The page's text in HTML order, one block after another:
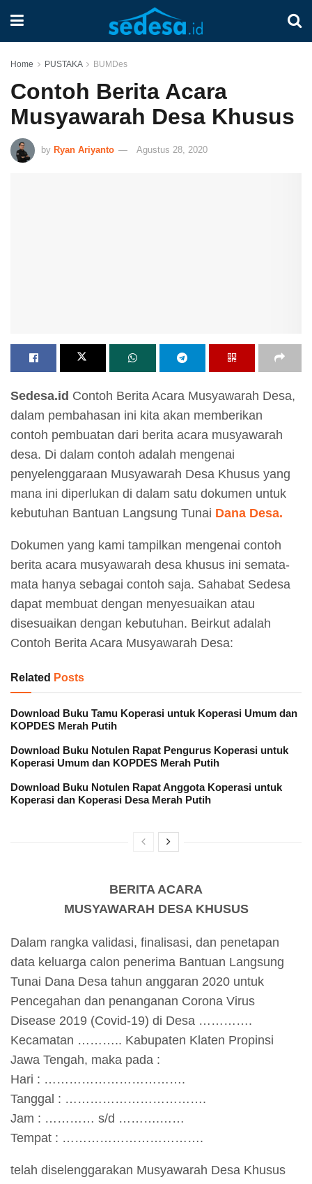
Home PUSTAKA BUMDes
Contoh Berita Acara
Musyawarah Desa Khusus
by Ryan Ariyanto Agustus 28, 2020
Sedesa.id Contoh Berita Acara Musyawarah Desa,
dalam pembahasan ini kita akan memberikan
contoh pembuatan dari berita acara musyawarah
desa. Di dalam contoh adalah mengenai
penyelenggaraan Musyawarah Desa Khusus yang
mana ini diperlukan di dalam satu dokumen untuk
kebutuhan Bantuan Langsung Tunai Dana Desa.
Dokumen yang kami tampilkan mengenai contoh
berita acara musyawarah desa khusus ini semata-
mata hanya sebagai contoh saja. Sahabat Sedesa
dapat membuat dengan menyesuaikan atau
disesuaikan dengan kebutuhan. Beirkut adalah
Contoh Berita Acara Musyawarah Desa:
Related Posts
Download Buku Tamu Koperasi untuk Koperasi Umum dan
KOPDES Merah Putih
Download Buku Notulen Rapat Pengurus Koperasi untuk
Koperasi Umum dan KOPDES Merah Putih
Download Buku Notulen Rapat Anggota Koperasi untuk
Koperasi dan Koperasi Desa Merah Putih
BERITA ACARA
MUSYAWARAH DESA KHUSUS
Dalam rangka validasi, finalisasi, dan penetapan
data keluarga calon penerima Bantuan Langsung
Tunai Dana Desa tahun anggaran 2020 untuk
Pencegahan dan penanganan Corona Virus
Disease 2019 (Covid-19) di Desa ………….
Kecamatan ……….. Kabupaten Klaten Propinsi
Jawa Tengah, maka pada :
Hari : …………………………….
Tanggal : …………………………….
Jam : ………… s/d ……….……
Tempat : …………………………….
telah diselenggarakan Musyawarah Desa Khusus